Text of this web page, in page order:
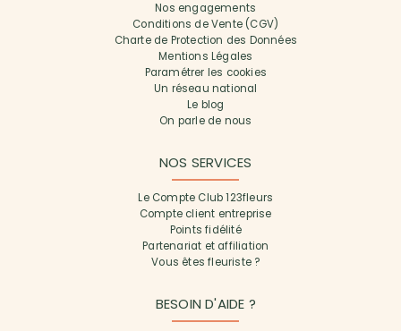
Nos engagements
Conditions de Vente (CGV)
Charte de Protection des Données
Mentions Légales
Paramétrer les cookies
Un réseau national
Le blog
On parle de nous
NOS SERVICES
Le Compte Club 123fleurs
Compte client entreprise
Points fidélité
Partenariat et affiliation
Vous êtes fleuriste ?
BESOIN D'AIDE ?